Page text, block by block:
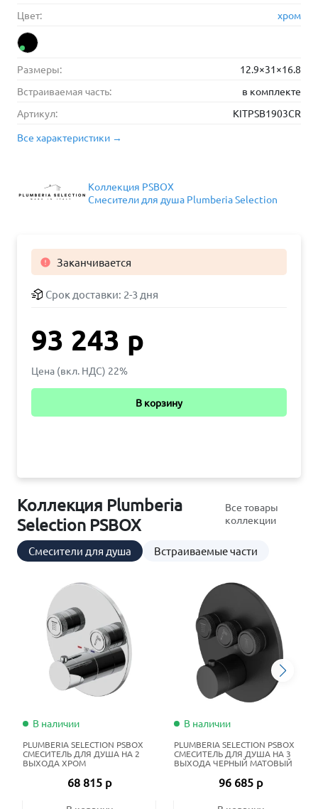
Цвет:
хром
Размеры:
12.9×31×16.8
Встраиваемая часть:
в комплекте
Артикул:
KITPSB1903CR
Все характеристики →
Коллекция PSBOX
Смесители для душа Plumberia Selection
 Заканчивается
Срок доставки: 2-3 дня
93 243 р
Цена (вкл. НДС) 22%
В корзину
Коллекция Plumberia
Selection PSBOX
Все товары
коллекции
Смесители для душа Встраиваемые части
В наличии
PLUMBERIA SELECTION PSBOX
СМЕСИТЕЛЬ ДЛЯ ДУША НА 2
ВЫХОДА ХРОМ
68 815 р
В наличии
PLUMBERIA SELECTION PSBOX
СМЕСИТЕЛЬ ДЛЯ ДУША НА 3
ВЫХОДА ЧЕРНЫЙ МАТОВЫЙ
96 685 р